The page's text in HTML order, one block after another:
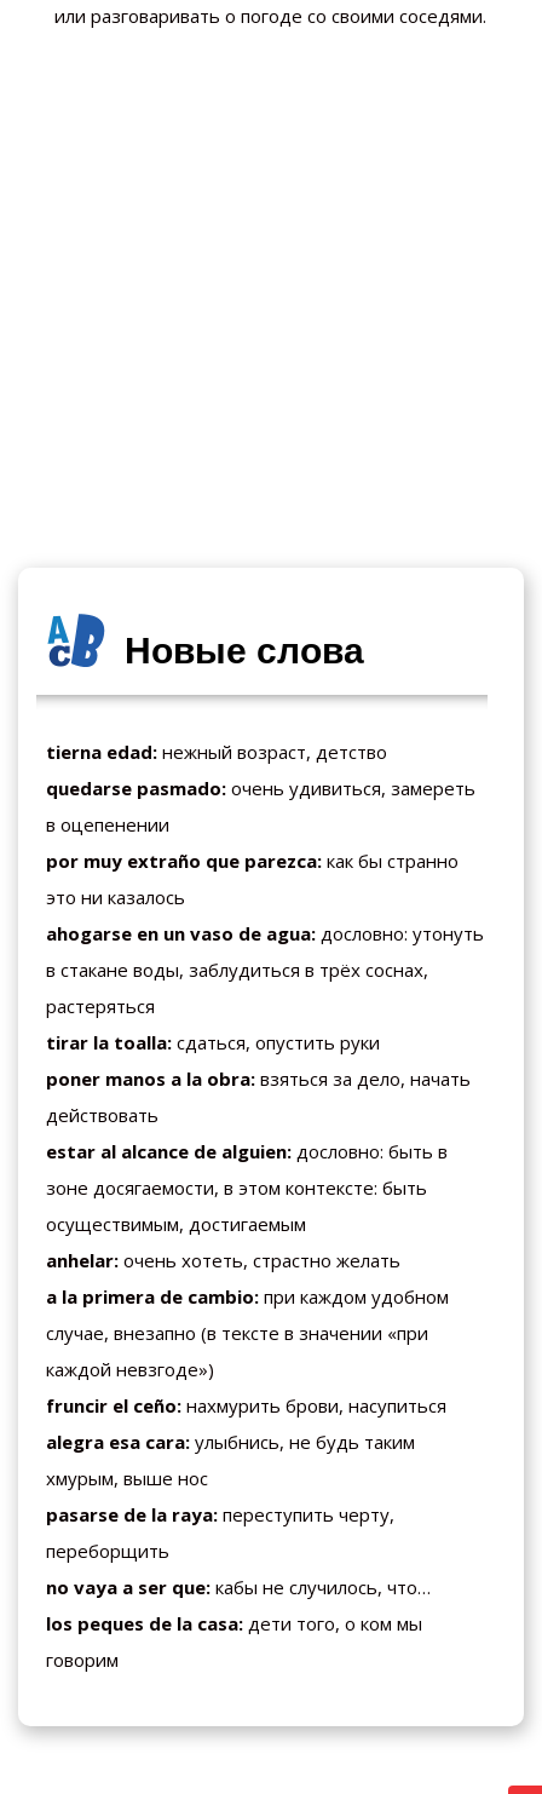
или разговаривать о погоде со своими соседями.
Новые слова
tierna edad: нежный возраст, детство
quedarse pasmado: очень удивиться, замереть
в оцепенении
por muy extraño que parezca: как бы странно
это ни казалось
ahogarse en un vaso de agua: дословно: утонуть
в стакане воды, заблудиться в трёх соснах,
растеряться
tirar la toalla: сдаться, опустить руки
poner manos a la obra: взяться за дело, начать
действовать
estar al alcance de alguien: дословно: быть в
зоне досягаемости, в этом контексте: быть
осуществимым, достигаемым
anhelar: очень хотеть, страстно желать
a la primera de cambio: при каждом удобном
случае, внезапно (в тексте в значении «при
каждой невзгоде»)
fruncir el ceño: нахмурить брови, насупиться
alegra esa cara: улыбнись, не будь таким
хмурым, выше нос
pasarse de la raya: переступить черту,
переборщить
no vaya a ser que: кабы не случилось, что…
los peques de la casa: дети того, о ком мы
говорим